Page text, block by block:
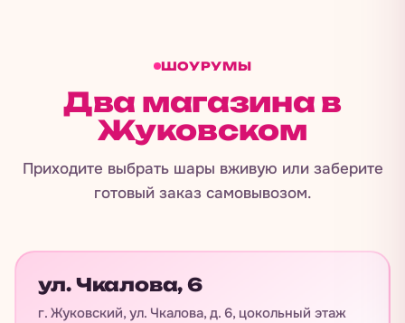
ШОУРУМЫ
Два магазина в
Жуковском
Приходите выбрать шары вживую или заберите
готовый заказ самовывозом.
ул. Чкалова, 6
г. Жуковский, ул. Чкалова, д. 6, цокольный этаж